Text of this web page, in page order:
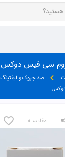
سی فیس دوکس
ضد چروک و لیفتینگ
مقایسـه